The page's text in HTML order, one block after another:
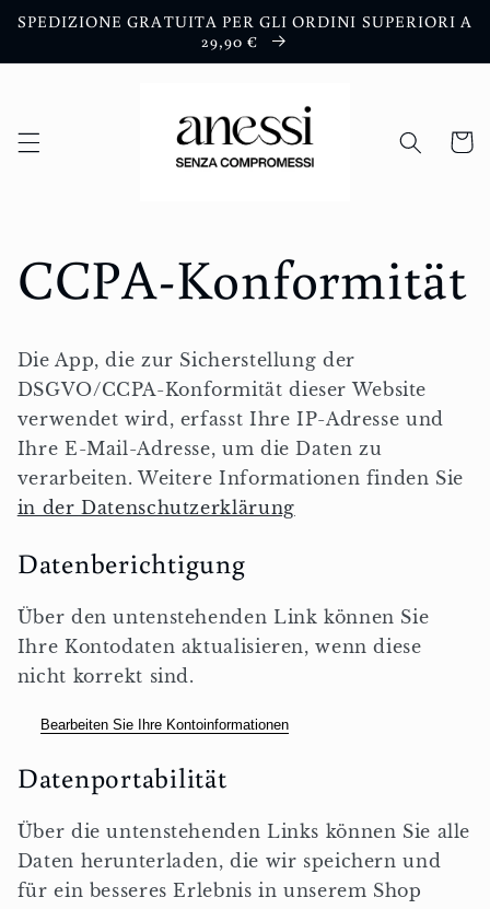
zum
SPEDIZIONE GRATUITA PER GLI ORDINI SUPERIORI A
29,90 €
CCPA-Konformität
Die App, die zur Sicherstellung der
DSGVO/CCPA-Konformität dieser Website
verwendet wird, erfasst Ihre IP-Adresse und
Ihre E-Mail-Adresse, um die Daten zu
verarbeiten. Weitere Informationen finden Sie
in der Datenschutzerklärung
Datenberichtigung
Über den untenstehenden Link können Sie
Ihre Kontodaten aktualisieren, wenn diese
nicht korrekt sind.
Bearbeiten Sie Ihre Kontoinformationen
Datenportabilität
Über die untenstehenden Links können Sie alle
Daten herunterladen, die wir speichern und
für ein besseres Erlebnis in unserem Shop